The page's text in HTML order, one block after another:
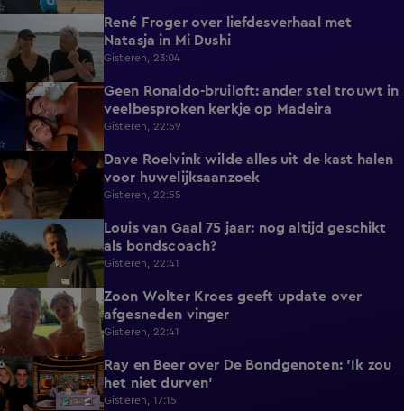
René Froger over liefdesverhaal met
Natasja in Mi Dushi
Gisteren, 23:04
1:01
Geen Ronaldo-bruiloft: ander stel trouwt in
veelbesproken kerkje op Madeira
Gisteren, 22:59
1:37
Dave Roelvink wilde alles uit de kast halen
voor huwelijksaanzoek
Gisteren, 22:55
1:16
Louis van Gaal 75 jaar: nog altijd geschikt
als bondscoach?
Gisteren, 22:41
0:59
Zoon Wolter Kroes geeft update over
afgesneden vinger
Gisteren, 22:41
1:45
Ray en Beer over De Bondgenoten: 'Ik zou
het niet durven'
Gisteren, 17:15